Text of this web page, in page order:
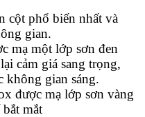
cột phổ biến nhất và
gian.
mạ một lớp sơn đen
cảm giá sang trọng,
không gian sáng.
được mạ lớp sơn vàng
mắt